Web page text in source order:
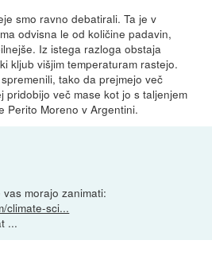
smo ravno debatirali. Ta je v
odvisna le od količine padavin,
Iz istega razloga obstaja
kljub višjim temperaturam rastejo.
tako da prejmejo več
pridobijo več mase kot jo s taljenjem
Perito Moreno v Argentini.
morajo zanimati:
climate-sci...
...